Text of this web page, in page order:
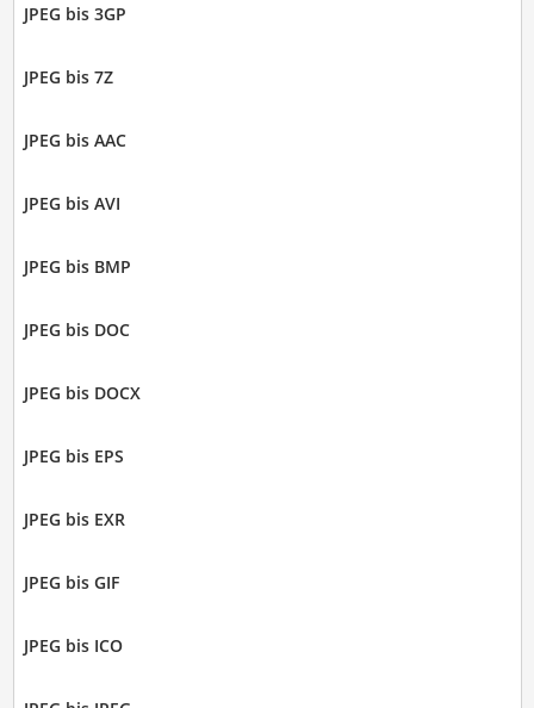
JPEG bis 3GP
JPEG bis 7Z
JPEG bis AAC
JPEG bis AVI
JPEG bis BMP
JPEG bis DOC
JPEG bis DOCX
JPEG bis EPS
JPEG bis EXR
JPEG bis GIF
JPEG bis ICO